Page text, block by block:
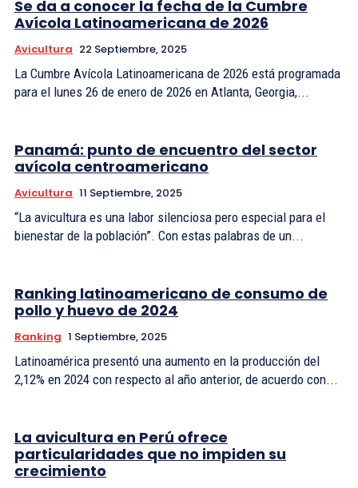
Se da a conocer la fecha de la Cumbre
Avícola Latinoamericana de 2026
Avicultura 22 Septiembre, 2025
La Cumbre Avícola Latinoamericana de 2026 está programada
para el lunes 26 de enero de 2026 en Atlanta, Georgia,...
Panamá: punto de encuentro del sector
avícola centroamericano
Avicultura 11 Septiembre, 2025
“La avicultura es una labor silenciosa pero especial para el
bienestar de la población”. Con estas palabras de un...
Ranking latinoamericano de consumo de
pollo y huevo de 2024
Ranking 1 Septiembre, 2025
Latinoamérica presentó una aumento en la producción del
2,12% en 2024 con respecto al año anterior, de acuerdo con...
La avicultura en Perú ofrece
particularidades que no impiden su
crecimiento